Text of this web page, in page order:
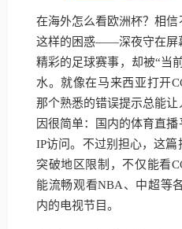
在海外怎么看欧洲杯？相
这样的困惑——深夜守在屏
精彩的足球赛事，却被“当
水。就像在马来西亚打开
那个熟悉的错误提示总能
因很简单：国内的体育直
IP访问。不过别担心，这
突破地区限制，不仅能看
能流畅观看NBA、中超等
内的电视节目。